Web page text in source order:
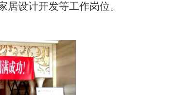
设计开发等工作岗位。